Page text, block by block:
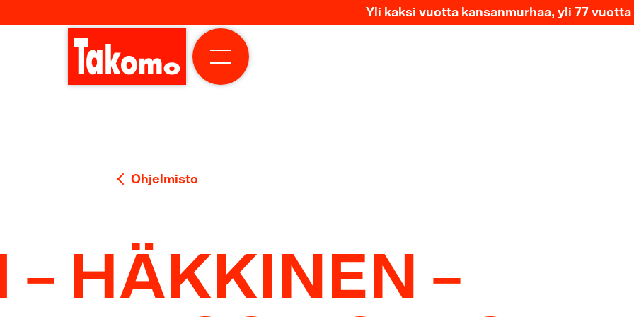
Yli kaksi vuotta kansanmurhaa, yli 77 vuotta etnistä
Primary
Menu
Ohjelmisto
– HÄKKINEN –